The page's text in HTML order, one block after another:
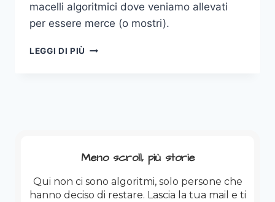
macelli algoritmici dove veniamo allevati
per essere merce (o mostri).
LEGGI DI PIÙ PERCHÉ
ANCHE
Meno scroll, più storie
Qui non ci sono algoritmi, solo persone che
hanno deciso di restare. Lascia la tua mail e ti